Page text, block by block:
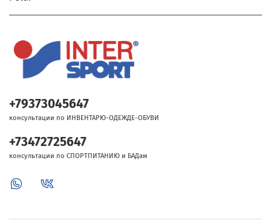
+79373045647
консультации по ИНВЕНТАРЮ-ОДЕЖДЕ-ОБУВИ
+73472725647
консультации по СПОРТПИТАНИЮ и БАДам